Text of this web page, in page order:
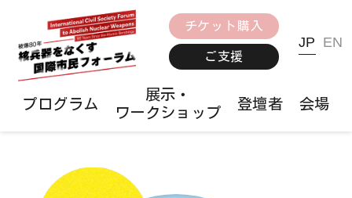
プログラム
展示・
ワークショップ
登壇者 会場
チケット購入
ご支援
JP EN